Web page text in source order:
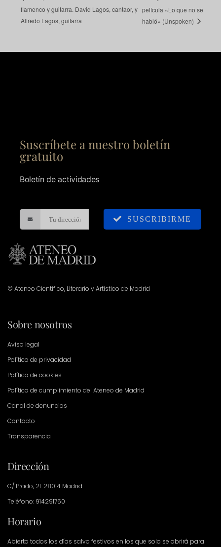
flamenco y guitarra. David Lagos, cantaor, y
Alfredo Lagos, guitarra
película «Lo que no se
habló» (Unspoken)
Suscríbete a nuestro boletín
gratuito
Boletín de actividades
SUSCRIBIRME
© Ateneo Científico, Literario y Artístico de Madrid
Sobre nosotros
Aviso legal
Política de privacidad
Política de cookies
Política de cumplimiento del Ateneo de Madrid
Canal de denuncias
Contacto
Transparencia
Dirección
C/ Prado, 21. 28014 Madrid
Teléfono: 914291750
Horario
Abierto todos los días salvo festivos en los que solo se abrirá para